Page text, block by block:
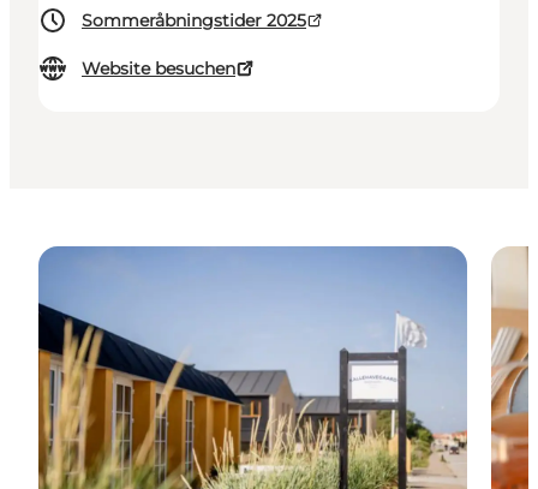
Sommeråbningstider 2025
Website besuchen